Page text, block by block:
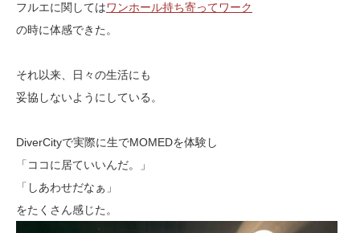
フルエに関してはワンホール持ち寄ってワーク
の時に体感できた。
それ以来、日々の生活にも
妥協しないようにしている。
DiverCityで実際に生でMOMEDを体験し
「ココに居ていいんだ。」
「しあわせだなぁ」
をたくさん感じた。